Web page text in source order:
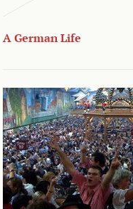
A German Life